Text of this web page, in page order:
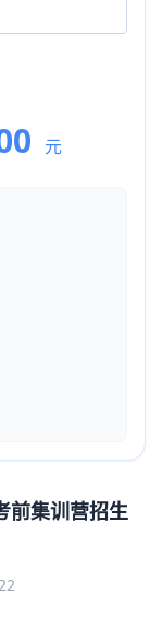
元
前集训营招生